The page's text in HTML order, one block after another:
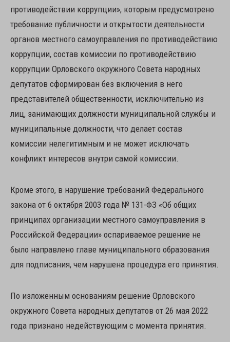
противодействии коррупции», которым предусмотрено
требование публичности и открытости деятельности
органов местного самоуправления по противодействию
коррупции, состав комиссии по противодействию
коррупции Орловского окружного Совета народных
депутатов сформирован без включения в него
представителей общественности, исключительно из
лиц, занимающих должности муниципальной службы и
муниципальные должности, что делает состав
комиссии нелегитимным и не может исключать
конфликт интересов внутри самой комиссии.
Кроме этого, в нарушение требований Федерального
закона от 6 октября 2003 года № 131-ФЗ «Об общих
принципах организации местного самоуправления в
Российской Федерации» оспариваемое решение не
было направлено главе муниципального образования
для подписания, чем нарушена процедура его принятия.
По изложенным основаниям решение Орловского
окружного Совета народных депутатов от 26 мая 2022
года признано недействующим с момента принятия.